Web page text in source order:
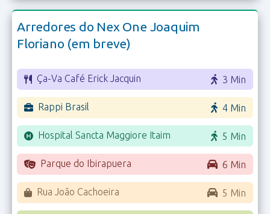
Arredores do Nex One Joaquim
Floriano (em breve)
Ça-Va Café Erick Jacquin 3 Min
Rappi Brasil 4 Min
Hospital Sancta Maggiore Itaim 5 Min
Parque do Ibirapuera 6 Min
Rua João Cachoeira 5 Min